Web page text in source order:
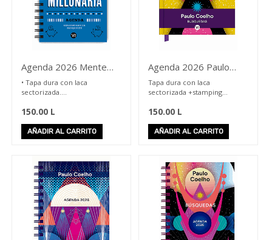
Novelas
gráficas
Separadores
leídos
Libretas
Libros
colorear
Español
Literatura
Hondureña
Agenda 2026 Mente
Millonaria
• Tapa dura con laca
sectorizada.
• 14.5 x 3x 20 cms.
• Bolsillo interior.
• Stickers.
150.00 L
AÑADIR AL CARRITO
Agenda 2026 Paulo
Coelho Cartone Planeta
Tapa dura con laca
sectorizada +stamping
colores.
Cinta marcadora.
Spread de semana /planner
150.00L
AÑADIR AL CARRITO